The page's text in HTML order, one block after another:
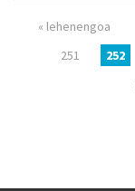
Páginas
« lehenengoa
251
252